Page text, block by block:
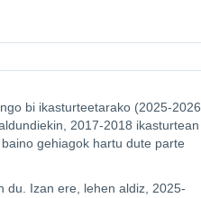
bi ikasturteetarako (2025-2026
2017-2018 ikasturtean
gehiagok hartu dute parte
du. Izan ere, lehen aldiz, 2025-